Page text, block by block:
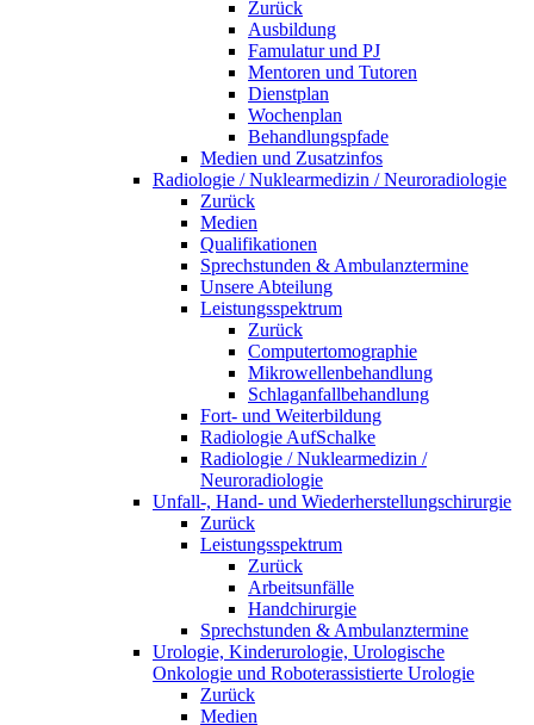
Zurück
Ausbildung
Famulatur und PJ
Mentoren und Tutoren
Dienstplan
Wochenplan
Behandlungspfade
Medien und Zusatzinfos
Radiologie / Nuklearmedizin / Neuroradiologie
Zurück
Medien
Qualifikationen
Sprechstunden & Ambulanztermine
Unsere Abteilung
Leistungsspektrum
Zurück
Computertomographie
Mikrowellenbehandlung
Schlaganfallbehandlung
Fort- und Weiterbildung
Radiologie AufSchalke
Radiologie / Nuklearmedizin /
Neuroradiologie
Unfall-, Hand- und Wiederherstellungschirurgie
Zurück
Leistungsspektrum
Zurück
Arbeitsunfälle
Handchirurgie
Sprechstunden & Ambulanztermine
Urologie, Kinderurologie, Urologische
Onkologie und Roboterassistierte Urologie
Zurück
Medien